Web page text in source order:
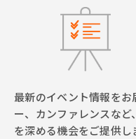
最新のイベント情報をお
ー、カンファレンスな
を深める機会をご提供